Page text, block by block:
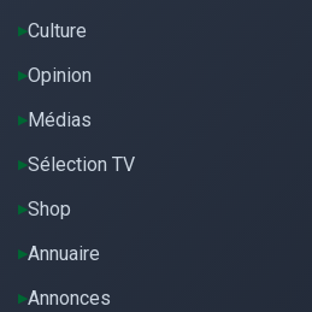
Culture
Opinion
Médias
Sélection TV
Shop
Annuaire
Annonces